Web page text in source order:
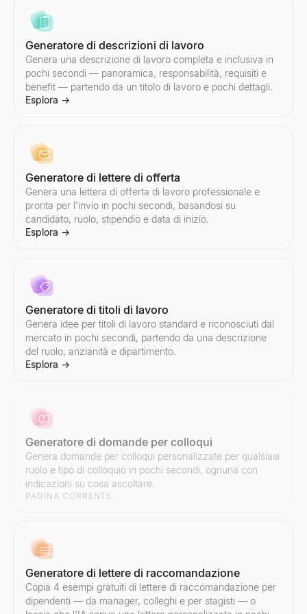
Confronta influencer Instagram
Confronti due influencer Instagram affiancati — tasso di
Esplora
Confronta influencer Twitter/X
Confronti due influencer Twitter/X affiancati — tasso di
Esplora
Motore di Outreach Email con IA
Lessie AI Potenzia le tue campagne email. Crea, invia e
Esplora
Trovi liste di indirizzi email mirate per settore e ruolo. Il
Esplora
Outreach via email
Tester per oggetti email
Testa gratuitamente la riga dell''oggetto della tua email. Ottieni
Esplora→
Verificatore di spam email
Verificatore di spam email gratuito. Valuta oggetto + corpo per
Esplora →
Genera script di vendita B2B in pochi secondi. Aperture di
Esplora
Verificatore di segnali d'acquisto
Inserisci un dominio — ottieni un punteggio in tempo reale dei
Esplora
Inserisci un'azienda — scopri cosa stanno assumendo, quali
Esplora
Piccole Imprese Vicino a Me
Snapshot di Intelligence Aziendale
Genera snapshot di intelligence aziendale B2B istantanei —
Esplora→
Ricerca Aziende Simili
Trova istantaneamente aziende simili ai tuoi migliori clienti.
Esplora →
Generatore di descrizioni di lavoro
Genera una descrizione di lavoro completa e inclusiva in
pochi secondi — panoramica, responsabilità, requisiti e
benefit — partendo da un titolo di lavoro e pochi dettagli.
Esplora →
Generatore di lettere di offerta
Genera una lettera di offerta di lavoro professionale e
pronta per l'invio in pochi secondi, basandosi su
candidato, ruolo, stipendio e data di inizio.
Esplora →
Generatore di titoli di lavoro
Genera idee per titoli di lavoro standard e riconosciuti dal
mercato in pochi secondi, partendo da una descrizione
del ruolo, anzianità e dipartimento.
Esplora →
Generatore di domande per colloqui
Genera domande per colloqui personalizzate per qualsiasi
ruolo e tipo di colloquio in pochi secondi, ognuna con
indicazioni su cosa ascoltare.
PAGINA CORRENTE
Generatore di lettere di raccomandazione
Copia 4 esempi gratuiti di lettere di raccomandazione per
dipendenti — da manager, colleghi e per stagisti — o